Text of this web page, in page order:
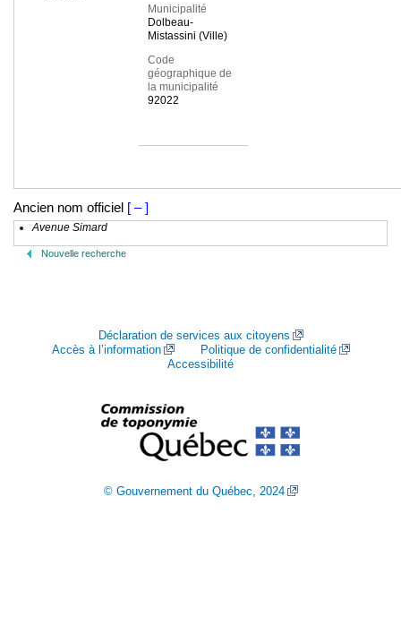
Municipalité
Dolbeau-
Mistassini (Ville)
Code
géographique de
la municipalité
92022
Ancien nom officiel [ – ]
Avenue Simard
Nouvelle recherche
Déclaration de services aux citoyens
Accès à l’information
Politique de confidentialité
Accessibilité
© Gouvernement du Québec, 2024